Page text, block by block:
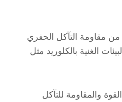
من مقاومة التآكل الحفري
الغنية بالكلوريد مثل
والمقاومة للتآكل